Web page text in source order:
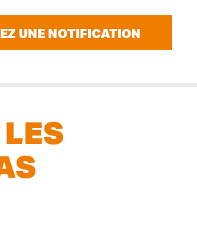
UNE NOTIFICATION